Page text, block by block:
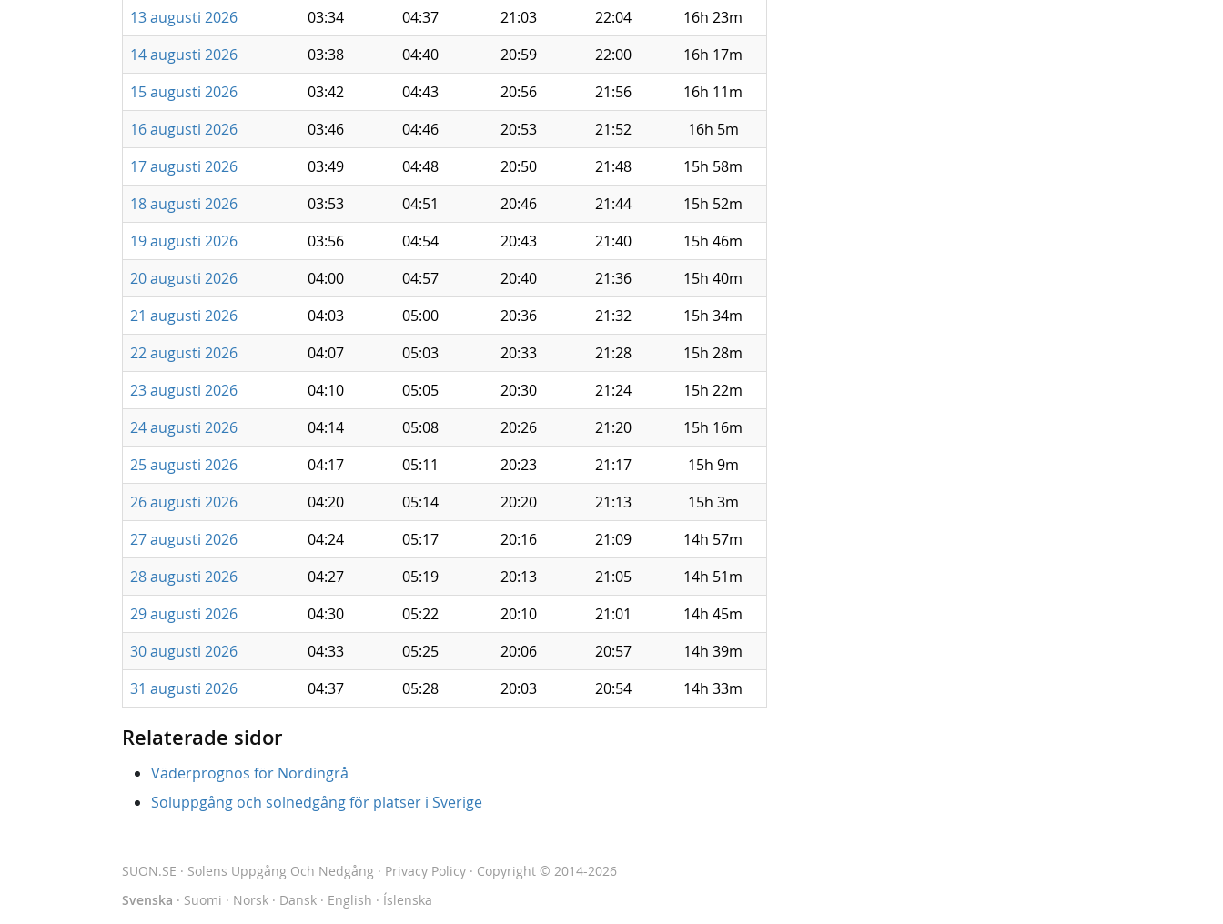
13 augusti 2026
03:34 04:37 21:03 22:04
16h 23m
14 augusti 2026
03:38 04:40 20:59 22:00
16h 17m
15 augusti 2026
03:42 04:43 20:56 21:56
16h 11m
16 augusti 2026
03:46 04:46 20:53 21:52
16h 5m
17 augusti 2026
03:49 04:48 20:50 21:48
15h 58m
18 augusti 2026
03:53 04:51 20:46 21:44
15h 52m
19 augusti 2026
03:56 04:54 20:43 21:40
15h 46m
20 augusti 2026
04:00 04:57 20:40 21:36
15h 40m
21 augusti 2026
04:03 05:00 20:36 21:32
15h 34m
22 augusti 2026
04:07 05:03 20:33 21:28
15h 28m
23 augusti 2026
04:10 05:05 20:30 21:24
15h 22m
24 augusti 2026
04:14 05:08 20:26 21:20
15h 16m
25 augusti 2026
04:17 05:11 20:23 21:17
15h 9m
26 augusti 2026
04:20 05:14 20:20 21:13
15h 3m
27 augusti 2026
04:24 05:17 20:16 21:09
14h 57m
28 augusti 2026
04:27 05:19 20:13 21:05
14h 51m
29 augusti 2026
04:30 05:22 20:10 21:01
14h 45m
30 augusti 2026
04:33 05:25 20:06 20:57
14h 39m
31 augusti 2026
04:37 05:28 20:03 20:54 14h 33m
Relaterade sidor
Väderprognos för Nordingrå
Soluppgång och solnedgång för platser i Sverige
SUON.SE · Solens Uppgång Och Nedgång · Privacy Policy · Copyright © 2014-2026
Svenska · Suomi · Norsk · Dansk · English · Íslenska